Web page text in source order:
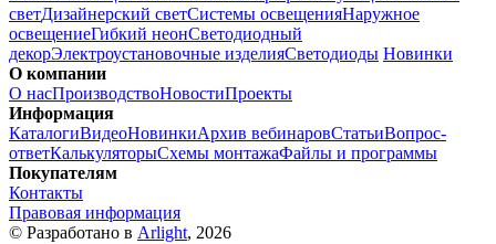
светДизайнерский светСистемы освещенияНаружное
освещениеГибкий неонСветодиодный
декорЭлектроустановочные изделияСветодиоды Новинки
О компании
О насПроизводствоНовостиПроекты
Информация
КаталогиВидеоНовинкиАрхив вебинаровСтатьиВопрос-
ответКалькуляторыСхемы монтажаФайлы и программы
Покупателям
Контакты
Правовая информация
© Разработано в Arlight, 2026